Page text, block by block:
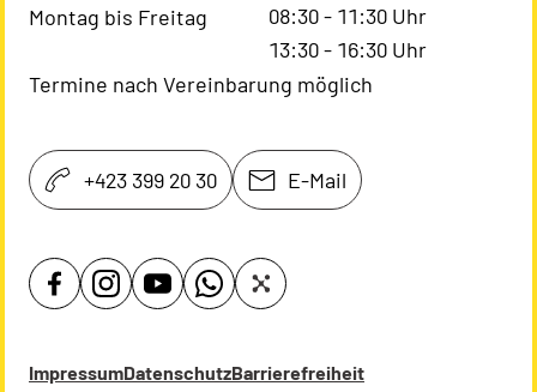
Montag bis Freitag
08:30- 11:30 Uhr
13:30- 16:30 Uhr
Termine nach Vereinbarung möglich
+423 399 20 30 E-Mail
ImpressumDatenschutzBarrierefreiheit